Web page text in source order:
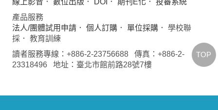
線上影音 ． 數位出版 ． DOI ． 期刊E化 ． 投審系統
產品服務
法人/團體試用申請 ． 個人訂購 ． 單位採購 ． 學校聯
採． 教育訓練
讀者服務專線：+886-2-23756688 傳真：+886-2-
23318496 地址：臺北市館前路28號7樓
TOP